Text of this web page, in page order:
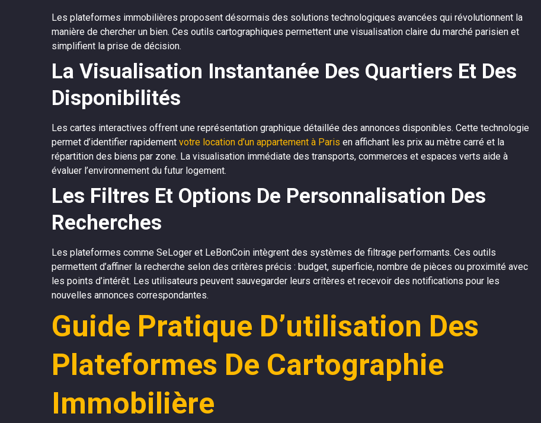
Les plateformes immobilières proposent désormais des solutions technologiques avancées qui révolutionnent la
manière de chercher un bien. Ces outils cartographiques permettent une visualisation claire du marché parisien et
simplifient la prise de décision.
La Visualisation Instantanée Des Quartiers Et Des
Disponibilités
Les cartes interactives offrent une représentation graphique détaillée des annonces disponibles. Cette technologie
permet d’identifier rapidement votre location d’un appartement à Paris en affichant les prix au mètre carré et la
répartition des biens par zone. La visualisation immédiate des transports, commerces et espaces verts aide à
évaluer l’environnement du futur logement.
Les Filtres Et Options De Personnalisation Des
Recherches
Les plateformes comme SeLoger et LeBonCoin intègrent des systèmes de filtrage performants. Ces outils
permettent d’affiner la recherche selon des critères précis : budget, superficie, nombre de pièces ou proximité avec
les points d’intérêt. Les utilisateurs peuvent sauvegarder leurs critères et recevoir des notifications pour les
nouvelles annonces correspondantes.
Guide Pratique D’utilisation Des
Plateformes De Cartographie
Immobilière